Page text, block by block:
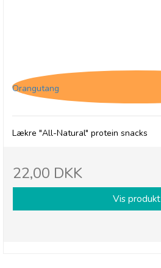
Orangutang
Lækre "All-Natural" protein snacks
22,00 DKK
Vis produkt